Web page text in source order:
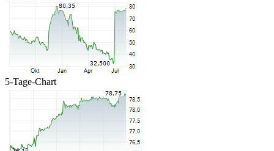
5-Tage-Chart